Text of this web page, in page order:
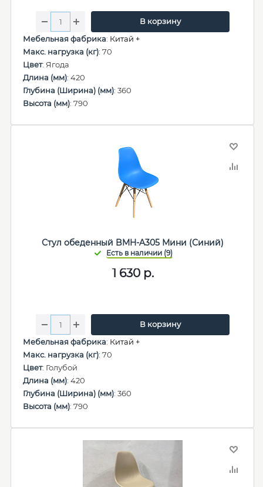
В корзину
Мебельная фабрика: Китай +
Макс. нагрузка (кг): 70
Цвет: Ягода
Длина (мм): 420
Глубина (Ширина) (мм): 360
Высота (мм): 790
Стул обеденный BMH-A305 Мини (Синий)
1 630р.
В корзину
Мебельная фабрика: Китай +
Макс. нагрузка (кг): 70
Цвет: Голубой
Длина (мм): 420
Глубина (Ширина) (мм): 360
Высота (мм): 790